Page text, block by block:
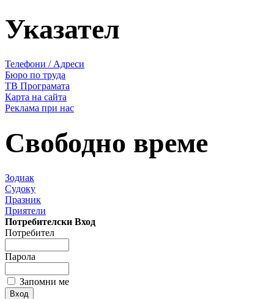
Указател
Телефони / Адреси
Бюро по труда
ТВ Програмата
Карта на сайта
Реклама при нас
Свободно време
Зодиак
Судоку
Празник
Приятели
Потребителски Вход
Потребител
Парола
Запомни ме